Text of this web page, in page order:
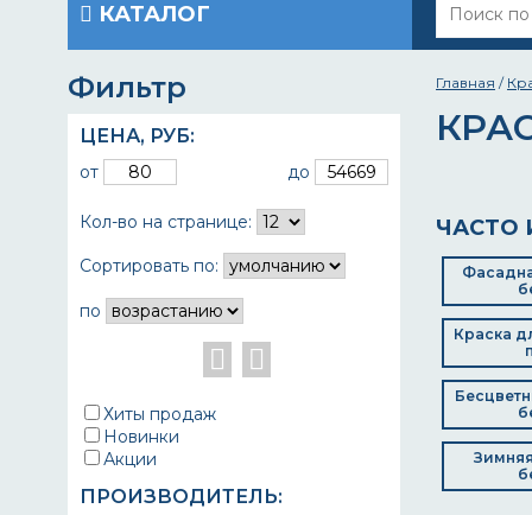
КАТАЛОГ
Фильтр
ЦЕНА, РУБ:
от до
Кол-во на странице:
Сортировать по:
по
Хиты продаж
Новинки
Акции
ПРОИЗВОДИТЕЛЬ:
Главная /
ЧАСТО
Краска